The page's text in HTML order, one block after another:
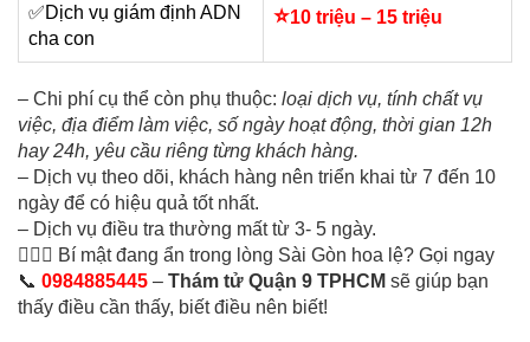
✅Dịch vụ giám định ADN
cha con
⭐10 triệu – 15 triệu
– Chi phí cụ thể còn phụ thuộc: loại dịch vụ, tính chất vụ
việc, địa điểm làm việc, số ngày hoạt động, thời gian 12h
hay 24h, yêu cầu riêng từng khách hàng.
– Dịch vụ theo dõi, khách hàng nên triển khai từ 7 đến 10
ngày để có hiệu quả tốt nhất.
– Dịch vụ điều tra thường mất từ 3- 5 ngày.
🕵️‍♂️📸 Bí mật đang ẩn trong lòng Sài Gòn hoa lệ? Gọi ngay
📞 0984885445 – Thám tử Quận 9 TPHCM sẽ giúp bạn
thấy điều cần thấy, biết điều nên biết!